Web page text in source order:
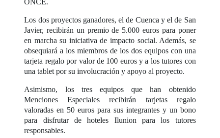
Los dos proyectos ganadores, el de Cuenca y el de San
Javier, recibirán un premio de 5.000 euros para poner
en marcha su iniciativa de impacto social. Además, se
obsequiará a los miembros de los dos equipos con una
tarjeta regalo por valor de 100 euros y a los tutores con
una tablet por su involucración y apoyo al proyecto.
Asimismo, los tres equipos que han obtenido
Menciones Especiales recibirán tarjetas regalo
valoradas en 50 euros para sus integrantes y un bono
para disfrutar de hoteles Ilunion para los tutores
responsables.